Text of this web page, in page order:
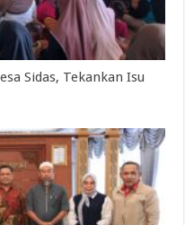
Sidas, Tekankan Isu